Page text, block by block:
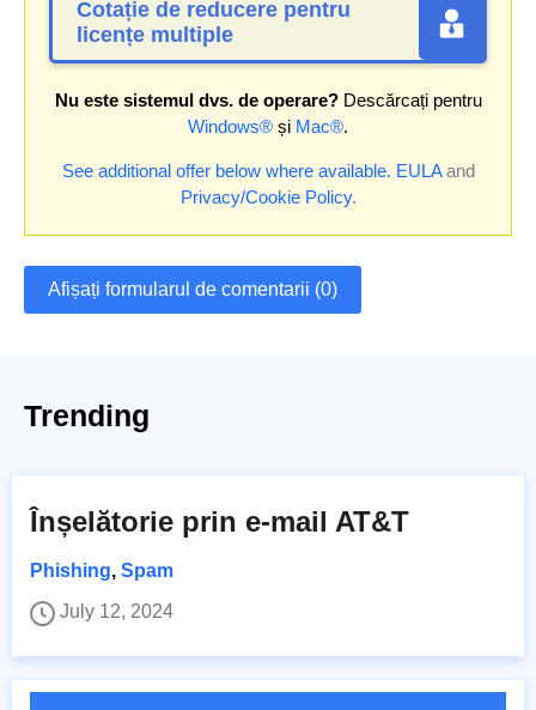
Cotație de reducere pentru
licențe multiple
Nu este sistemul dvs. de operare?Descărcați pentru
Windows® și Mac®.
See additional offer below where available. EULAand
Privacy/Cookie Policy.
Afișați formularul de comentarii (0)
Trending
Înșelătorie prin e-mail AT&T
Phishing, Spam
July 12, 2024